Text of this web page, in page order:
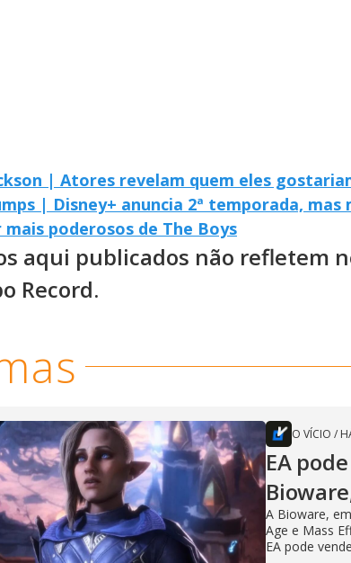
| Atores revelam quem eles
| Disney+ anuncia 2ª temporada,
mais poderosos de The Boys
aqui publicados não refletem
Record.
O VÍCIO /
EA
A Bioware,
Age e Mass
EA pode